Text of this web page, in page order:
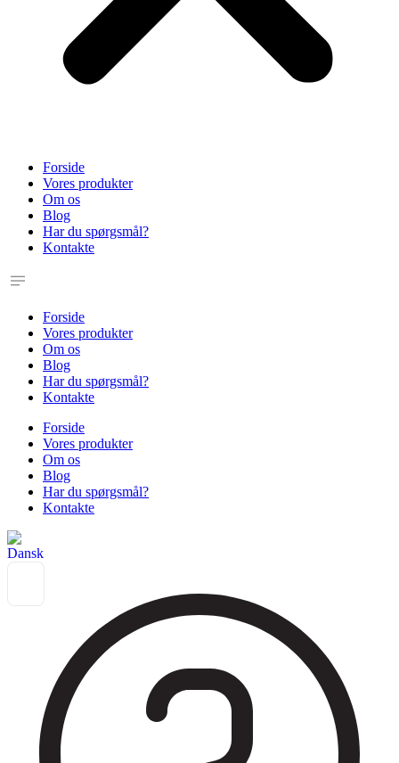
Forside
Vores produkter
Om os
Blog
Har du spørgsmål?
Kontakte
Forside
Vores produkter
Om os
Blog
Har du spørgsmål?
Kontakte
Forside
Vores produkter
Om os
Blog
Har du spørgsmål?
Kontakte